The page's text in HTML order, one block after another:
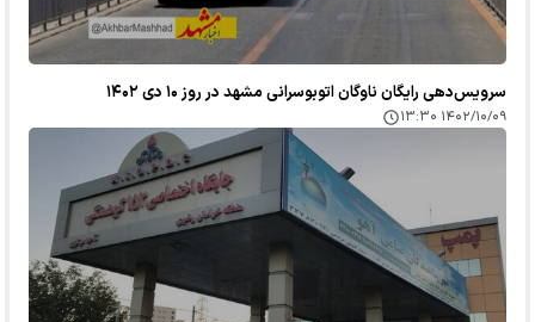
سرویس‌دهی رایگان ناوگان اتوبوسرانی مشهد در روز ١۰ دی ۱۴۰۲
۱۴۰۲/۱۰/۰۹ ۱۳:۳۰